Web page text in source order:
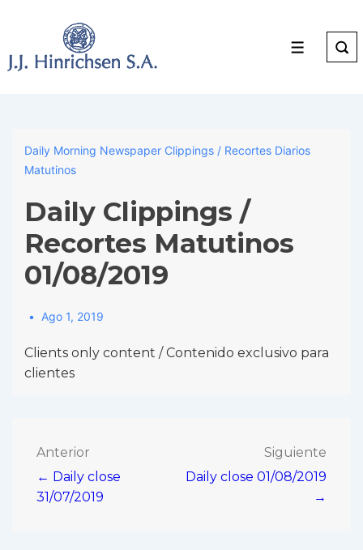
Main
Menu
Daily Morning Newspaper Clippings / Recortes Diarios
Matutinos
Daily Clippings /
Recortes Matutinos
01/08/2019
Ago 1, 2019
Clients only content / Contenido exclusivo para
clientes
Navegación
de
Anterior
← Daily close
31/07/2019
Siguiente
Daily close 01/08/2019
→